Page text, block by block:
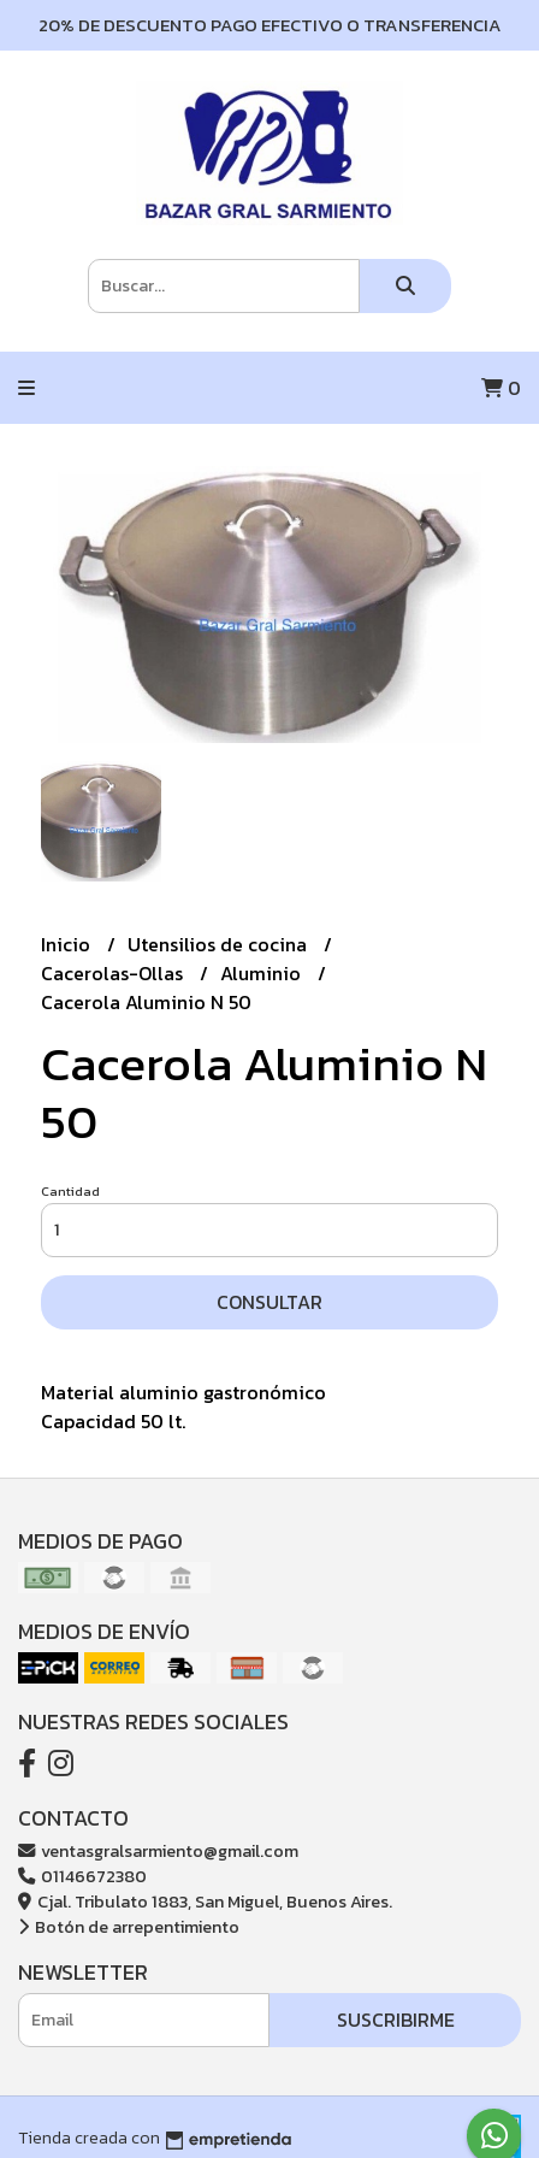
20% DE DESCUENTO PAGO EFECTIVO O TRANSFERENCIA
0
Inicio
Utensilios de cocina
Cacerolas-Ollas
Aluminio
Cacerola Aluminio N 50
Cacerola Aluminio N
50
Cantidad
CONSULTAR
Material aluminio gastronómico
Capacidad 50 lt.
MEDIOS DE PAGO
MEDIOS DE ENVÍO
NUESTRAS REDES SOCIALES
CONTACTO
ventasgralsarmiento@gmail.com
01146672380
Cjal. Tribulato 1883, San Miguel, Buenos Aires.
Botón de arrepentimiento
NEWSLETTER
SUSCRIBIRME
Tienda creada con